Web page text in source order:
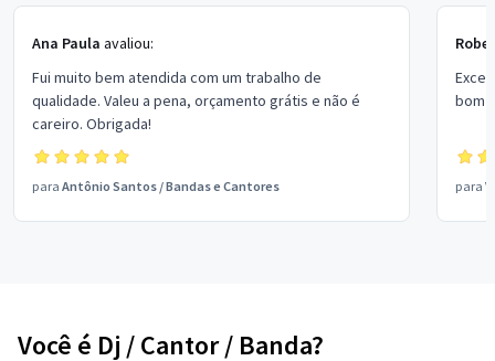
Ana Paula avaliou:
Fui muito bem atendida com um trabalho de
qualidade. Valeu a pena, orçamento grátis e não é
careiro. Obrigada!
para Antônio Santos /Bandas e Cantores
bom
para
Você é Dj / Cantor / Banda?